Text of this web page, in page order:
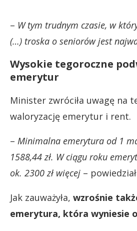
– W tym trudnym czasie, w
(…) troska o seniorów jest
Wysokie tegoroczne
emerytur
Minister zwróciła uwagę na
waloryzację emerytur i rent.
– Minimalna emerytura od 1
1588,44 zł. W ciągu roku
ok. 2300 zł więcej –
Jak zauważyła, wzrośnie
emerytura, która wyniesie